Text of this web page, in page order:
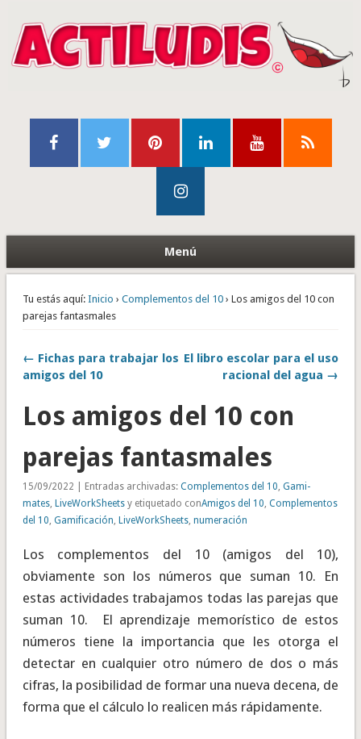
Menú
Tu estás aquí: Inicio › Complementos del 10› Los amigos del 10 con
parejas fantasmales
← Fichas para trabajar los
amigos del 10
El libro escolar para el uso
racional del agua →
Los amigos del 10 con
parejas fantasmales
15/09/2022 | Entradas archivadas: Complementos del 10, Gami-
mates, LiveWorkSheetsy etiquetado conAmigos del 10, Complementos
del 10, Gamificación, LiveWorkSheets, numeración
Los complementos del 10 (amigos del 10),
obviamente son los números que suman 10. En
estas actividades trabajamos todas las parejas que
suman 10. El aprendizaje memorístico de estos
números tiene la importancia que les otorga el
detectar en cualquier otro número de dos o más
cifras, la posibilidad de formar una nueva decena, de
forma que el cálculo lo realicen más rápidamente.